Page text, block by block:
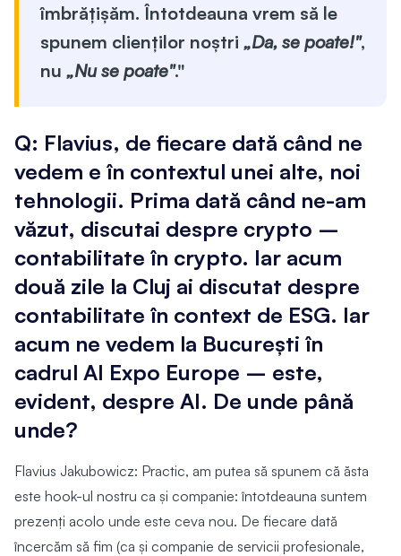
îmbrățișăm. Întotdeauna vrem să le
spunem clienților noștri „Da, se poate!",
nu „Nu se poate"."
Q: Flavius, de fiecare dată când ne
vedem e în contextul unei alte, noi
tehnologii. Prima dată când ne-am
văzut, discutai despre crypto –
contabilitate în crypto. Iar acum
două zile la Cluj ai discutat despre
contabilitate în context de ESG. Iar
acum ne vedem la București în
cadrul AI Expo Europe – este,
evident, despre AI. De unde până
unde?
Flavius Jakubowicz: Practic, am putea să spunem că ăsta
este hook-ul nostru ca și companie: întotdeauna suntem
prezenți acolo unde este ceva nou. De fiecare dată
încercăm să fim (ca și companie de servicii profesionale,